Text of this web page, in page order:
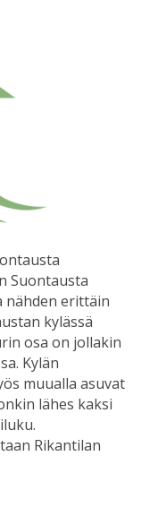
Suontausta
erittäin
kylässä
osa on jollakin
Kylän
muualla asuvat
lähes kaksi
Rikantilan